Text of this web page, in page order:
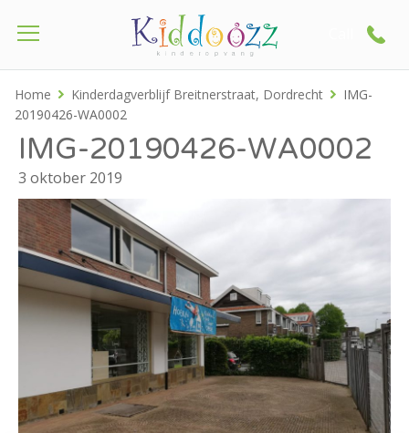
Home Kinderdagverblijf Breitnerstraat, Dordrecht
IMG-
20190426-WA0002
IMG-20190426-WA0002
3 oktober 2019